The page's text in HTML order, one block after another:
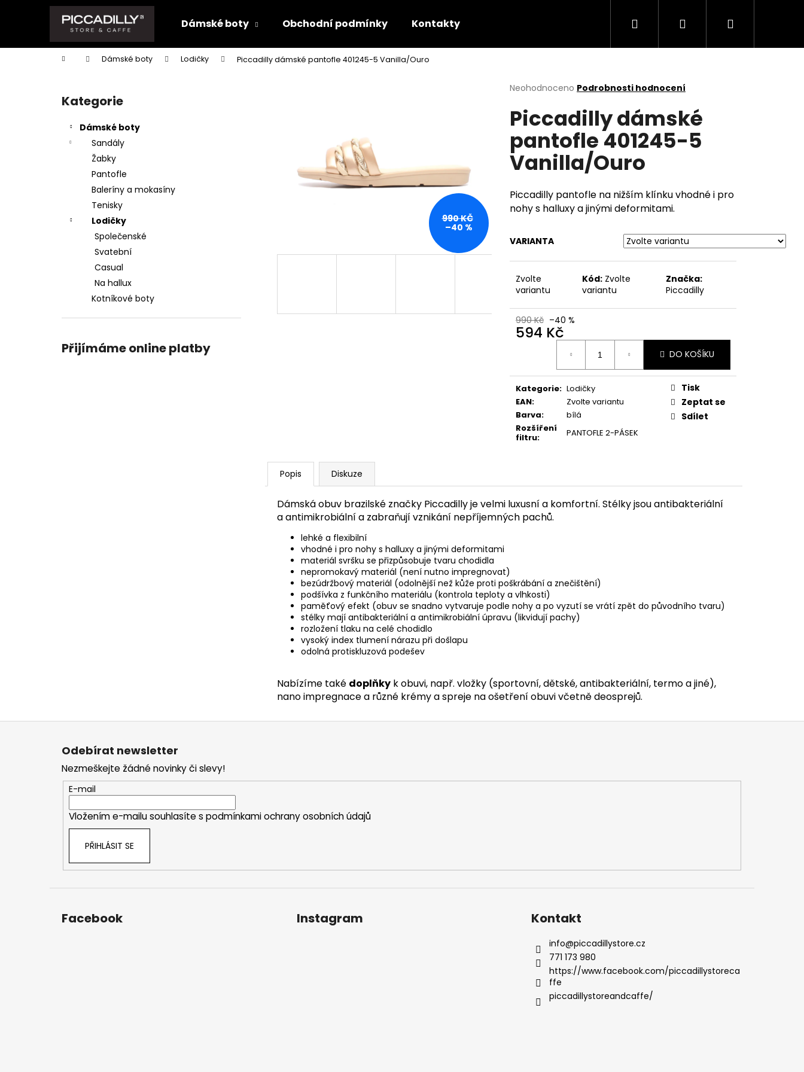
Dámské boty Obchodní podmínky Kontakty Hledat PřihlášeníNákupní
Domů Dámské boty Lodičky Piccadilly dámské pantofle 401245-5 Vanilla/Ouro
Přeskočit
kategorie
Kategorie
Dámské boty
Sandály
Žabky
Pantofle
Baleríny a mokasíny
Tenisky
Lodičky
Společenské
Svatební
Casual
Na hallux
Kotníkové boty
Přijímáme online platby
Průměrné
produktu
je
5
hvězdiček.
Neohodnoceno Podrobnosti hodnocení
Piccadilly dámské
pantofle 401245-5
Vanilla/Ouro
Piccadilly pantofle na nižším klínku vhodné i pro
nohy s halluxy a jinými deformitami.
VARIANTA
Zvolte
variantu
Kód: Zvolte
variantu
Značka:
Piccadilly
990 Kč –40 %
594 Kč
DO KOŠÍKU
Kategorie: Lodičky
EAN:
Zvolte variantu
Barva:
bílá
Rozšíření
filtru: PANTOFLE 2-PÁSEK
Tisk
Zeptat se
Sdílet
990 KČ
–40 %
Popis Diskuze
Dámská obuv brazilské značky Piccadilly je velmi luxusní a komfortní. Stélky jsou antibakteriální
a antimikrobiální a zabraňují vznikání nepříjemných pachů.
lehké a flexibilní
vhodné i pro nohy s halluxy a jinými deformitami
materiál svršku se přizpůsobuje tvaru chodidla
nepromokavý materiál (není nutno impregnovat)
bezúdržbový materiál (odolnější než kůže proti poškrábání a znečištění)
podšívka z funkčního materiálu (kontrola teploty a vlhkosti)
paměťový efekt (obuv se snadno vytvaruje podle nohy a po vyzutí se vrátí zpět do původního tvaru)
stélky mají antibakteriální a antimikrobiální úpravu (likvidují pachy)
rozložení tlaku na celé chodidlo
vysoký index tlumení nárazu při došlapu
odolná protiskluzová podešev
Nabízíme také doplňky k obuvi, např. vložky (sportovní, dětské, antibakteriální, termo a jiné),
nano impregnace a různé krémy a spreje na ošetření obuvi včetně deosprejů.
í
do
do
Co potřebujete najít?
Doporučujeme
Následující
PICCADILLY DÁMSKÉ LODIČKY 160055-
147 KRÉMOVÉ
1 990 Kč
KOZAČKY 119013-6 ČERNÉ
1 790 Kč
Z
Odebírat newsletter
Nezmeškejte žádné novinky či slevy!
E-mail
Vložením e-mailu souhlasíte s podmínkami ochrany osobních údajů
PŘIHLÁSIT SE
Facebook Instagram Kontakt
info@piccadillystore.cz
771 173 980
https://www.facebook.com/piccadillystoreca
ffe
piccadillystoreandcaffe/